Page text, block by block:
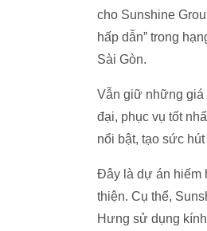
cho Sunshine
hấp dẫn” trong
Sài Gòn.
Vẫn giữ những giá
đại, phục vụ tốt
nổi bật, tạo sức
Đây là dự án hiếm
thiện. Cụ thể,
Hưng sử dụng